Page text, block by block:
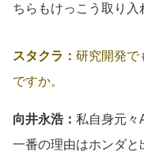
ちらもけっこう取り入
スタクラ： 研究開発で
ですか。
向井永浩： 私自身元々
一番の理由はホンダ